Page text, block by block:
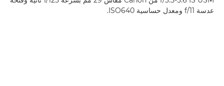
عدسة f/11 ومعدل حساسية ISO640.